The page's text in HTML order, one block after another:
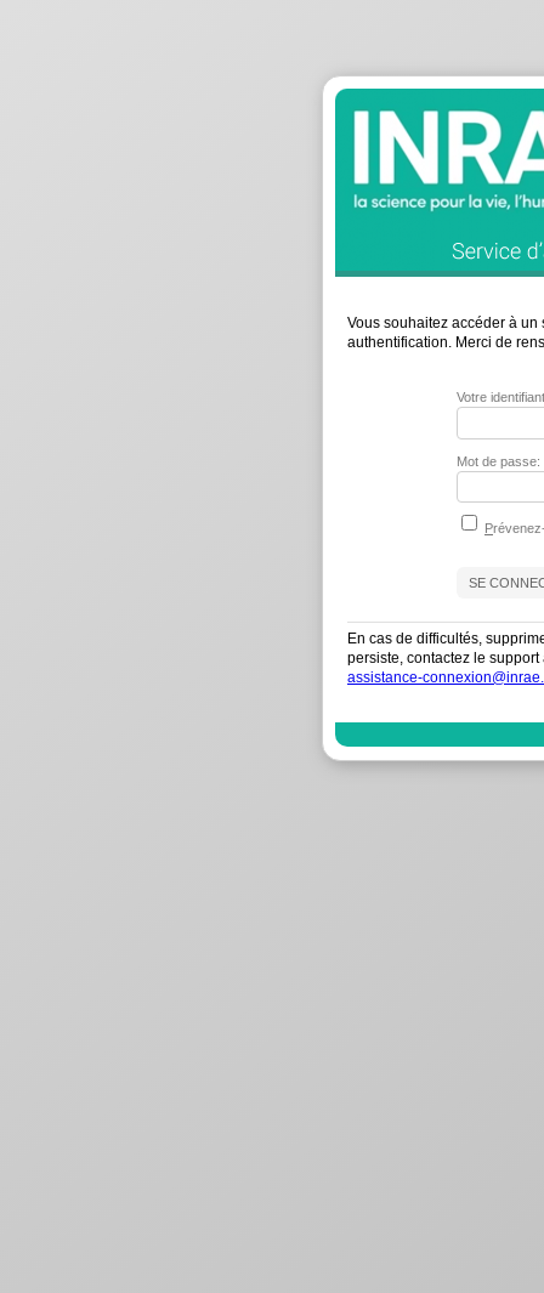
Vous souhaitez accéder à
authentification. Merci de
Votre
Mot de passe:
P
En cas de difficultés,
persiste, contactez le
assistance-